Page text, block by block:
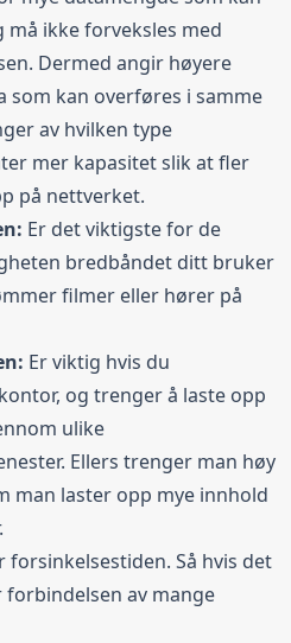
ikke forveksles med
Dermed angir høyere
som kan overføres i samme
av hvilken type
mer kapasitet slik at fler
på nettverket.
Er det viktigste for de
bredbåndet ditt bruker
filmer eller hører på
Er viktig hvis du
og trenger å laste opp
ulike
Ellers trenger man høy
man laster opp mye innhold
forsinkelsestiden. Så hvis det
av mange